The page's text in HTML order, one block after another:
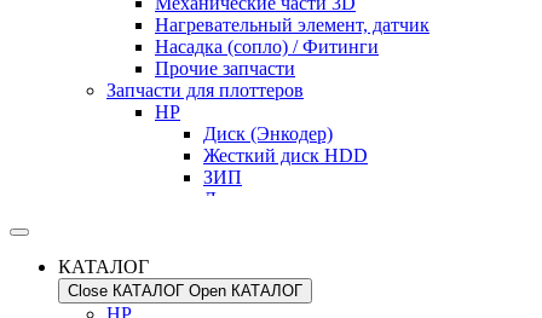
Kyocera
Samsung/Xerox
Дверца картриджа
HP
Дуплекс/Запчасти
HP
Kyocera
Samsung
Запчасти разные ( пластик, флаги , рычажки
HP/Canon
Kyocera
Нагревательный элемент, датчик
Насадка (сопло) / Фитинги
Прочие запчасти
Запчасти для плоттеров
HP
Диск (Энкодер)
Жесткий диск HDD
ЗИП
Лента позиционирования
Ремень каретки
Сервисная станция/Каретка
КАТАЛОГ
Close КАТАЛОГ Open КАТАЛОГ
HP